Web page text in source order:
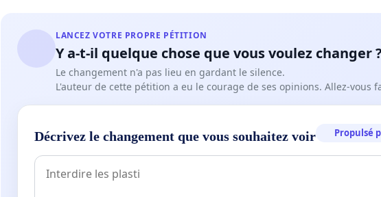
LANCEZ VOTRE PROPRE PÉTITION
Y a-t-il quelque chose que vous voulez changer ?
Le changement n'a pas lieu en gardant le silence.
L'auteur de cette pétition a eu le courage de ses opinions. Allez-vous
Décrivez le changement que vous souhaitez voir Propulsé